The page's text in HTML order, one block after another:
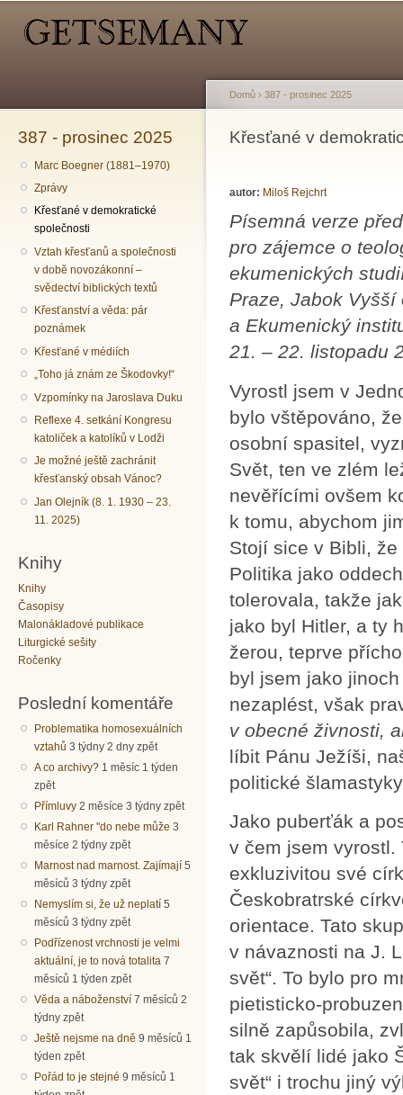
387 - prosinec 2025
Marc Boegner (1881–1970)
Zprávy
Křesťané v demokratické
společnosti
Vztah křesťanů a společnosti
v době novozákonní –
svědectví biblických textů
Křesťanství a věda: pár
poznámek
Křesťané v médiích
„Toho já znám ze Škodovky!“
Vzpomínky na Jaroslava Duku
Reflexe 4. setkání Kongresu
katoliček a katolíků v Lodži
Je možné ještě zachránit
křesťanský obsah Vánoc?
Jan Olejník (8. 1. 1930 – 23.
11. 2025)
Knihy
Knihy
Časopisy
Malonákladové publikace
Liturgické sešity
Ročenky
Poslední komentáře
Problematika homosexuálních
vztahů 3 týdny 2 dny zpět
A co archivy? 1 měsíc 1 týden
zpět
Přímluvy 2 měsíce 3 týdny zpět
Karl Rahner "do nebe může 3
měsíce 2 týdny zpět
Marnost nad marnost. Zajímají 5
měsíců 3 týdny zpět
Nemyslím si, že už neplatí 5
měsíců 3 týdny zpět
Podřízenost vrchnosti je velmi
aktuální, je to nová totalita 7
měsíců 1 týden zpět
Věda a náboženství 7 měsíců 2
týdny zpět
Ještě nejsme na dně 9 měsíců 1
týden zpět
Pořád to je stejné 9 měsíců 1
Jste zde
Domů › 387 - prosinec 2025
Křesťané v
autor: Miloš Rejchrt
Písemná verze
pro zájemce o
ekumenických
Praze, Jabok
a Ekumenický
21. – 22. listopadu
Vyrostl jsem v
bylo vštěpováno,
osobní spasitel,
Svět, ten ve zlém
nevěřícími ovšem
k tomu, abychom
Stojí sice v Bibli,
Politika jako
tolerovala, takže
jako byl Hitler, a ty
žerou, teprve
byl jsem jako
nezaplést, však
v obecné živnosti,
líbit Pánu Ježíši,
politické
Jako puberťák a
v čem jsem vyrostl.
exkluzivitou své
Českobratrské
orientace. Tato
v návaznosti na J.
svět“. To bylo pro
pietisticko-
silně zapůsobila,
tak skvělí lidé jako
svět“ i trochu jiný